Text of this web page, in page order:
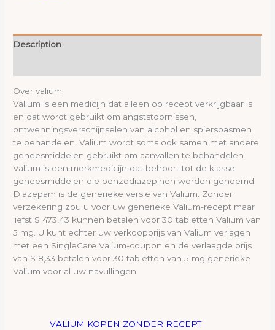
Description
Over valium
Valium is een medicijn dat alleen op recept verkrijgbaar is
en dat wordt gebruikt om angststoornissen,
ontwenningsverschijnselen van alcohol en spierspasmen
te behandelen. Valium wordt soms ook samen met andere
geneesmiddelen gebruikt om aanvallen te behandelen.
Valium is een merkmedicijn dat behoort tot de klasse
geneesmiddelen die benzodiazepinen worden genoemd.
Diazepam is de generieke versie van Valium. Zonder
verzekering zou u voor uw generieke Valium-recept maar
liefst $ 473,43 kunnen betalen voor 30 tabletten Valium van
5 mg. U kunt echter uw verkoopprijs van Valium verlagen
met een SingleCare Valium-coupon en de verlaagde prijs
van $ 8,33 betalen voor 30 tabletten van 5 mg generieke
Valium voor al uw navullingen.
VALIUM KOPEN ZONDER RECEPT